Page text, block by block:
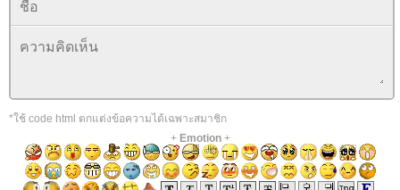
*ใช้ code html ตกแต่งข้อความได้เฉพาะสมาชิก
+ Emotion+